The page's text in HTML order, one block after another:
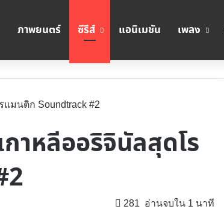
ภาพยนตร์ ซีรีส์ แอนิเมชัน เพลง
มนติก Soundtrack #2
าหลีออริจินัลสุดโร
281 อ่านจบใน 1 นาที